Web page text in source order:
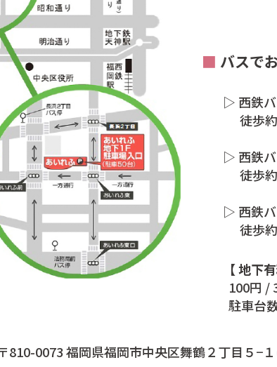
■ バスで
▷ 西鉄
徒歩約
▷ 西鉄
徒歩約
▷ 西鉄
徒歩約
【 地下
100円 /
駐車台
810-0073 福岡県福岡市中央区舞鶴２丁目５−